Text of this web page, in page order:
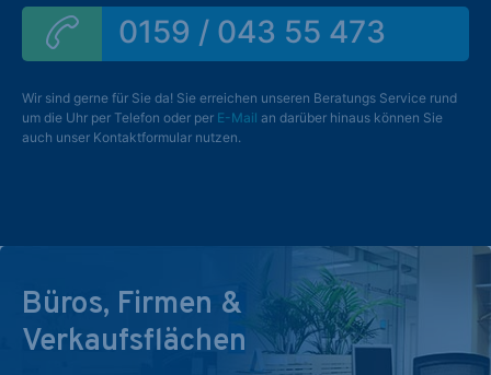
0159 / 043 55 473
Wir sind gerne für Sie da! Sie erreichen unseren Beratungs Service rund
um die Uhr per Telefon oder per E-Mail an darüber hinaus können Sie
auch unser Kontaktformular nutzen.
Büros, Firmen &
Verkaufsflächen